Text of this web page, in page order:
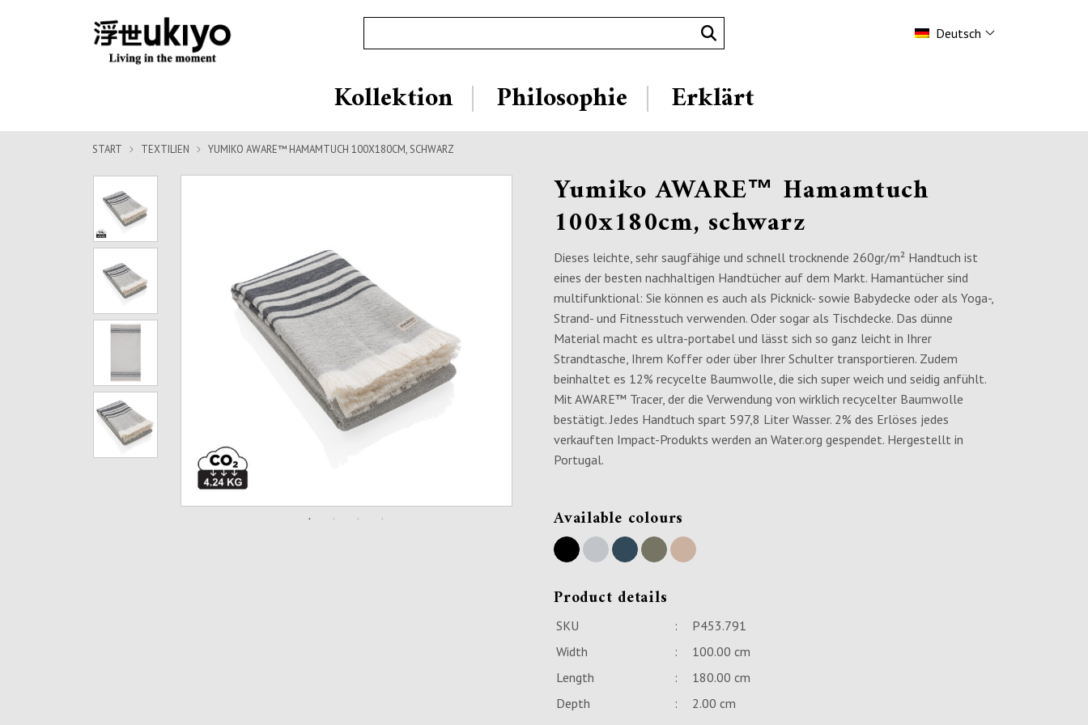
Deutsch
Kollektion Philosophie Erklärt
START TEXTILIEN YUMIKO AWARE™ HAMAMTUCH 100X180CM, SCHWARZ
Yumiko AWARE™ Hamamtuch
100x180cm, schwarz
Dieses leichte, sehr saugfähige und schnell trocknende 260gr/m² Handtuch ist
eines der besten nachhaltigen Handtücher auf dem Markt. Hamantücher sind
multifunktional: Sie können es auch als Picknick- sowie Babydecke oder als Yoga-,
Strand- und Fitnesstuch verwenden. Oder sogar als Tischdecke. Das dünne
Material macht es ultra-portabel und lässt sich so ganz leicht in Ihrer
Strandtasche, Ihrem Koffer oder über Ihrer Schulter transportieren. Zudem
beinhaltet es 12% recycelte Baumwolle, die sich super weich und seidig anfühlt.
Mit AWARE™ Tracer, der die Verwendung von wirklich recycelter Baumwolle
bestätigt. Jedes Handtuch spart 597,8 Liter Wasser. 2% des Erlöses jedes
verkauften Impact-Produkts werden an Water.org gespendet. Hergestellt in
Portugal.
Available colours
Product details
SKU :
P453.791
Width
:
100.00 cm
Length
:
180.00 cm
Depth
:
2.00 cm